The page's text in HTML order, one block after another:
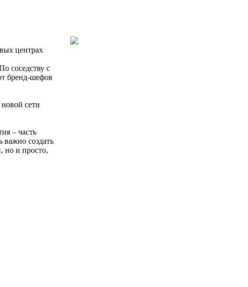
центрах
соседству с
бренд-шефов
сети
– часть
создать
но и просто,